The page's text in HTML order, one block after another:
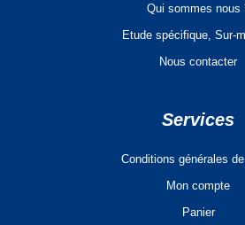
Qui sommes nous
Etude spécifique, Sur-
Nous contacter
Services
Conditions générales
Mon compte
Panier